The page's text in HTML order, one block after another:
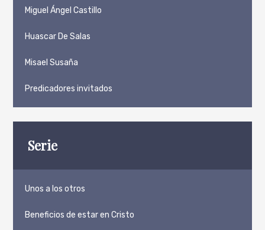
Miguel Ángel Castillo
Huascar De Salas
Misael Susaña
Predicadores invitados
Serie
Unos a los otros
Beneficios de estar en Cristo